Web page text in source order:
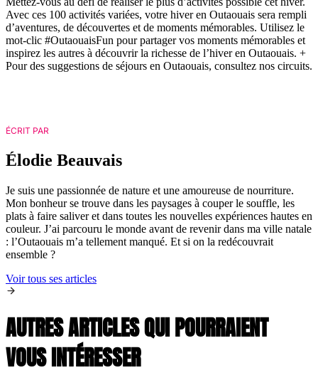
Avec ces 100 activités variées, votre hiver en Outaouais sera rempli
d’aventures, de découvertes et de moments mémorables. Utilisez le
mot-clic #OutaouaisFun pour partager vos moments mémorables et
inspirez les autres à découvrir la richesse de l’hiver en Outaouais. +
Pour des suggestions de séjours en Outaouais, consultez nos circuits.
ÉCRIT PAR
Élodie Beauvais
Je suis une passionnée de nature et une amoureuse de nourriture.
Mon bonheur se trouve dans les paysages à couper le souffle, les
plats à faire saliver et dans toutes les nouvelles expériences hautes en
couleur. J’ai parcouru le monde avant de revenir dans ma ville natale
: l’Outaouais m’a tellement manqué. Et si on la redécouvrait
ensemble ?
Voir tous ses articles
AUTRES ARTICLES QUI POURRAIENT
VOUS INTÉRESSER